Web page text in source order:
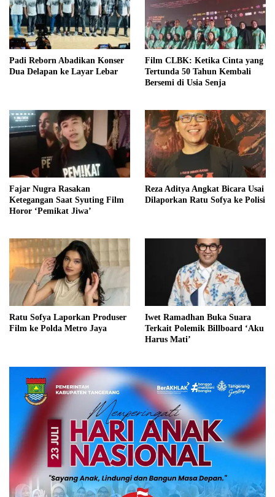
Padi Reborn Abadikan Konser
Dua Delapan ke Layar Lebar
Film CLBK: Ketika Cinta yang
Tertunda 50 Tahun Kembali
Bersemi di Usia Senja
Fajar Nugra Rasakan
Ketegangan Saat Syuting Film
Horor ‘Pemikat Jiwa’
Reza Aditya Angkat Bicara Usai
Dilaporkan Ratu Sofya ke Polisi
Ratu Sofya Laporkan Produser
Film ke Polda Metro Jaya
Iwet Ramadhan Buka Suara
Terkait Polemik Billboard ‘Aku
Harus Mati’